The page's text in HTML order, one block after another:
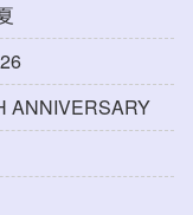
ANNIVERSARY